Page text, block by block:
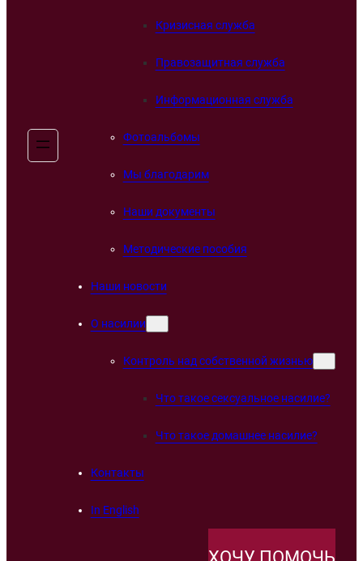
Кризисная служба
Правозащитная служба
Информационная служба
Фотоальбомы
Мы благодарим
Наши документы
Методические пособия
Наши новости
О насилии
Контроль над собственной жизнью
Что такое сексуальное насилие?
Что такое домашнее насилие?
Контакты
In English